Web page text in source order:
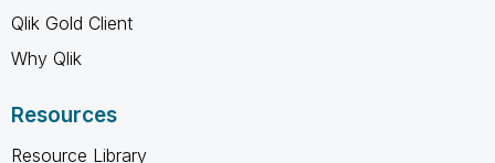
Qlik Gold Client
Why Qlik
Resources
Resource Library